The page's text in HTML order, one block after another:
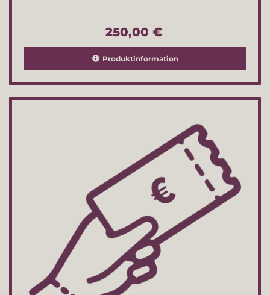
250,00 €
Produktinformation